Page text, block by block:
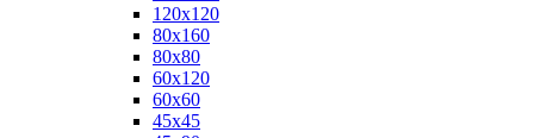
120х120
80х160
80х80
60х120
60х60
45х45